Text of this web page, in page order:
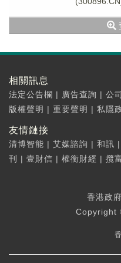
相關訊息
法定公告欄 | 廣告查詢 | 公
版權聲明 | 重要聲明 | 私隱
友情鏈接
清博智能 | 艾媒諮詢 | 和訊 |
刊
| 壹財信 | 權衡財經 | 攬
香港政
Copyright